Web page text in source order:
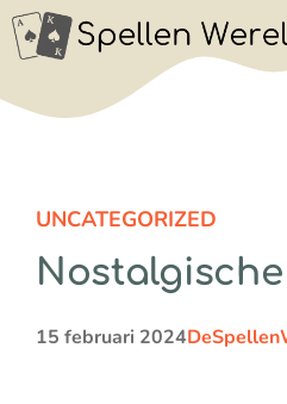
Ga
naar
inhoud
UNCATEGORIZED
15 februari 2024